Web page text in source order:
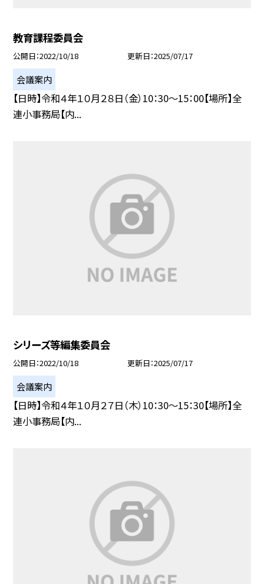
教育課程委員会
公開日 2022/10/18 更新日 2025/07/17
会議案内
【日時】令和４年１０月２８日（金）10：30〜15：00【場所】全
連小事務局【内...
シリーズ等編集委員会
公開日 2022/10/18 更新日 2025/07/17
会議案内
【日時】令和４年１０月２７日（木）10：30〜15：30【場所】全
連小事務局【内...